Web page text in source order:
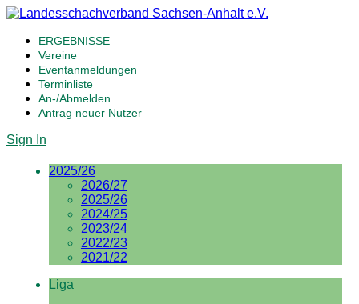
ERGEBNISSE
Vereine
Eventanmeldungen
Terminliste
An-/Abmelden
Antrag neuer Nutzer
Sign In
2025/26
2026/27
2025/26
2024/25
2023/24
2022/23
2021/22
Liga